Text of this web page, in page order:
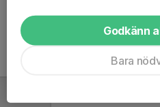
Godkänn
Bara